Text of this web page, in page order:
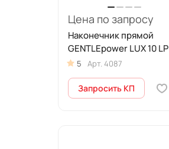
Цена по запросу
Наконечник прямой
GENTLEpower LUX 10 LP
5 Арт. 4087
Запросить КП